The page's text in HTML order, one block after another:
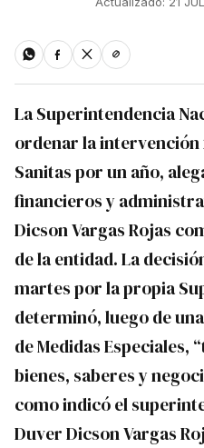
La Superintendencia
ordenar la intervención
Sanitas por un año,
financieros y
Dicson Vargas Rojas
de la entidad. La
martes por la propia
determinó, luego de
de Medidas Especiales,
bienes, saberes y
como indicó el
Duver Dicson Vargas